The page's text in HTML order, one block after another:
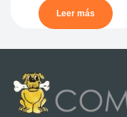
Leer más